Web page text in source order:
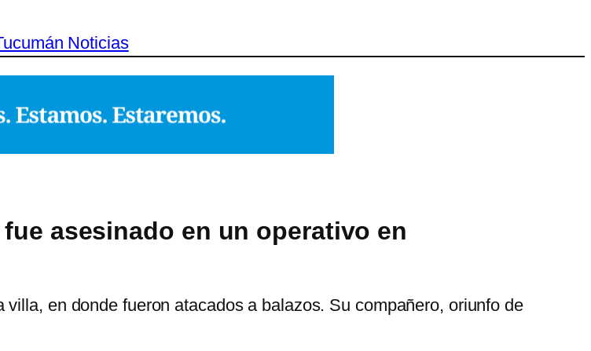
asesinado en un operativo en
en donde fueron atacados a balazos. Su compañero, oriunfo de